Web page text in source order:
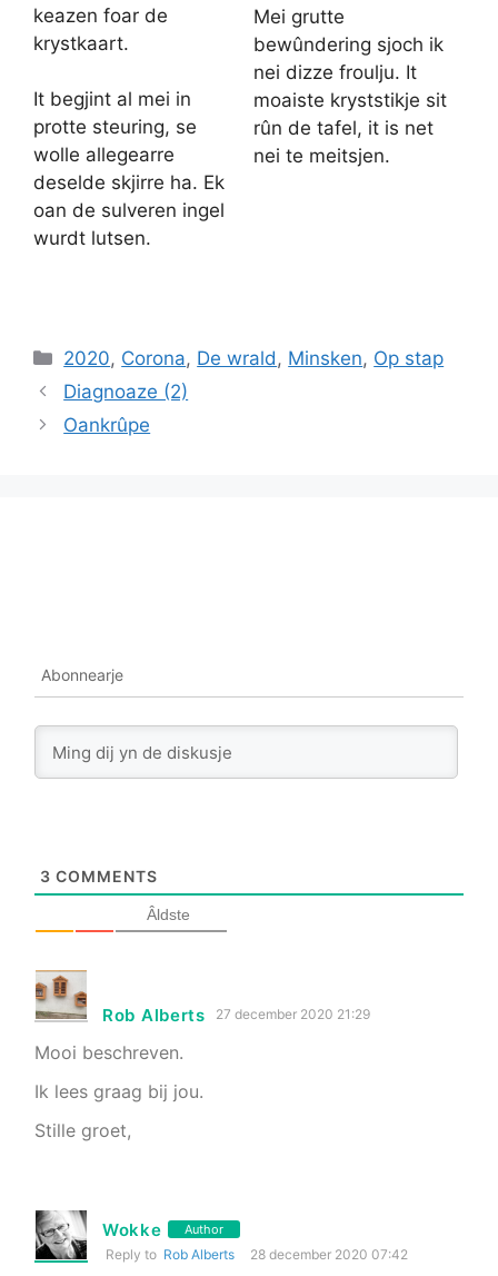
keazen foar de
krystkaart.
It begjint al mei in
protte steuring, se
wolle allegearre
deselde skjirre ha. Ek
oan de sulveren ingel
wurdt lutsen.
Mei grutte
bewûndering sjoch ik
nei dizze froulju. It
moaiste kryststikje sit
rûn de tafel, it is net
nei te meitsjen.
Categories
2020, Corona, De wrald , Minsken, Op stap
Diagnoaze (2)
Oankrûpe
Abonnearje
3 COMMENTS
Âldste
Rob Alberts 27 december 2020 21:29
Mooi beschreven.
Ik lees graag bij jou.
Stille groet,
Wokke Author
Reply to Rob Alberts 28 december 2020 07:42